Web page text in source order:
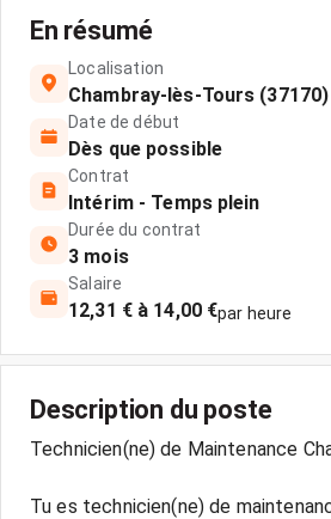
En résumé
Localisation
Chambray-lès-Tours (37170)
Date de début
Dès que possible
Contrat
Intérim - Temps plein
Durée du contrat
3 mois
Salaire
12,31 € à 14,00 €par heure
Description du poste
Technicien(ne) de Maintenance
Tu es technicien(ne) de